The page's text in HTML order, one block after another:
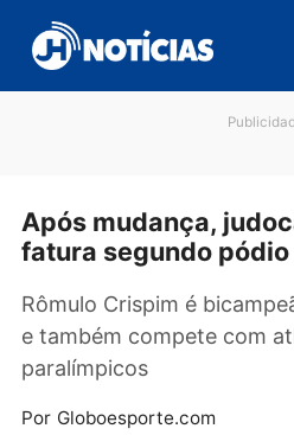
para
conteúdo
Após mudança,
Rômulo Crispim é
e também compete com
paralímpicos